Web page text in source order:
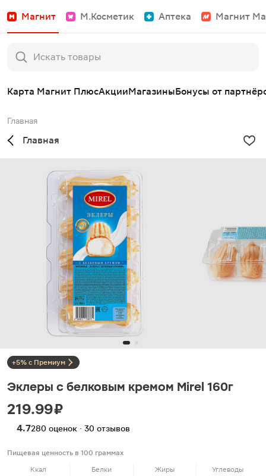
Магнит М.Косметик Аптека Магнит
Карта Магнит ПлюсАкцииМагазиныБонусы от
Главная
Главная
+5% с Премиум
Эклеры с белковым кремом Mirel 160г
219.99 ₽
4.7280 оценок · 30 отзывов
Пищевая ценность в 100 граммах
Ккал
Белки Жиры Углеводы